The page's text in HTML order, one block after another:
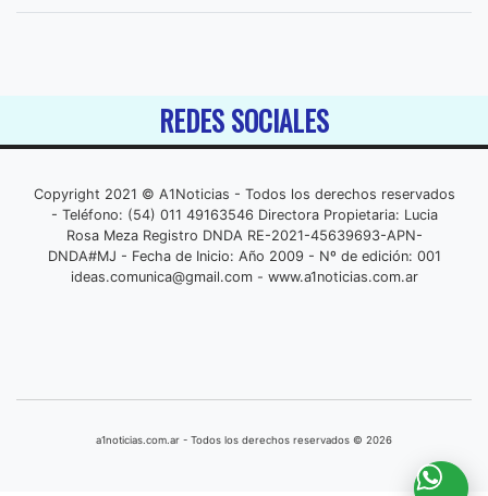
REDES SOCIALES
Copyright 2021 © A1Noticias - Todos los derechos reservados
- Teléfono: (54) 011 49163546 Directora Propietaria: Lucia
Rosa Meza Registro DNDA RE-2021-45639693-APN-
DNDA#MJ - Fecha de Inicio: Año 2009 - Nº de edición: 001
ideas.comunica@gmail.com- www.a1noticias.com.ar
a1noticias.com.ar - Todos los derechos reservados © 2026